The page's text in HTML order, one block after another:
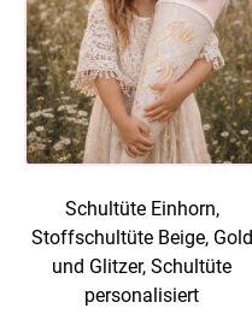
Schultüte Einhorn,
Stoffschultüte Beige, Gold
und Glitzer, Schultüte
personalisiert